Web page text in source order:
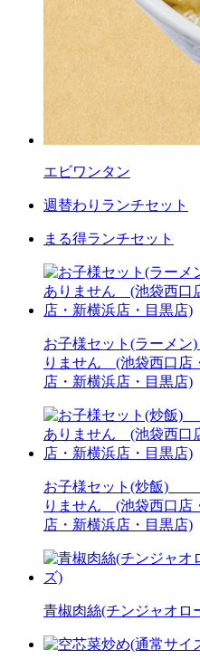
エビワンタン
週替わりランチセット
まる得ランチセット
お子様セット(ラーメ
りません (池袋西口店
店・新横浜店・目黒店)
お子様セット(炒飯)
りません (池袋西口店
店・新横浜店・目黒店)
青椒肉絲(チンジャオロ